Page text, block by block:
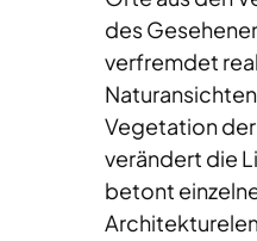
des
verfremdet
Vegetation
verändert die
betont